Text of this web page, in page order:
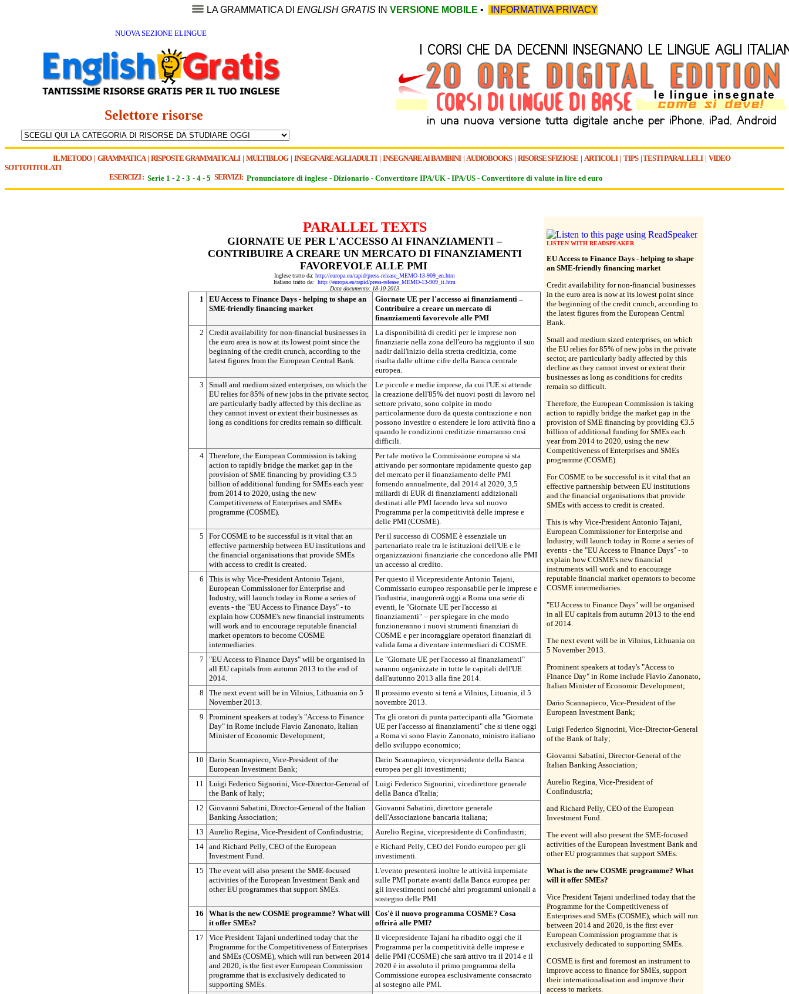
LA GRAMMATICA DI ENGLISH GRATIS IN VERSIONE MOBILE • INFORMATIVA PRIVACY
NUOVA SEZIONE ELINGUE
Selettore risorse
IL METODO| GRAMMATICA| RISPOSTE GRAMMATICALI| MULTIBLOG| INSEGNARE AGLI ADULTI | INSEGNARE AI BAMBINI| AUDIOBOOKS| RISORSE SFIZIOSE | ARTICOLI| TIPS|TESTI PARALLELI| VIDEO
SOTTOTITOLATI
ESERCIZI : Serie 1 - 2 - 3 - 4 - 5 SERVIZI: Pronunciatore di inglese - Dizionario - Convertitore IPA/UK - IPA/US - Convertitore di valute in lire ed euro
PARALLEL TEXTS
GIORNATE UE PER L'ACCESSO AI FINANZIAMENTI –
CONTRIBUIRE A CREARE UN MERCATO DI FINANZIAMENTI
FAVOREVOLE ALLE PMI
Inglese tratto da: http://europa.eu/rapid/press-release_MEMO-13-909_en.htm
Italiano tratto da: http://europa.eu/rapid/press-release_MEMO-13-909_it.htm
Data documento: 18-10-2013
1
EU Access to Finance Days - helping to shape an
SME-friendly financing market
Giornate UE per l'accesso ai finanziamenti –
Contribuire a creare un mercato di
finanziamenti favorevole alle PMI
2
Credit availability for non-financial businesses in
the euro area is now at its lowest point since the
beginning of the credit crunch, according to the
latest figures from the European Central Bank.
La disponibilità di crediti per le imprese non
finanziarie nella zona dell'euro ha raggiunto il suo
nadir dall'inizio della stretta creditizia, come
risulta dalle ultime cifre della Banca centrale
europea.
3
Small and medium sized enterprises, on which the
EU relies for 85% of new jobs in the private sector,
are particularly badly affected by this decline as
they cannot invest or extent their businesses as
long as conditions for credits remain so difficult.
Le piccole e medie imprese, da cui l'UE si attende
la creazione dell'85% dei nuovi posti di lavoro nel
settore privato, sono colpite in modo
particolarmente duro da questa contrazione e non
possono investire o estendere le loro attività fino a
quando le condizioni creditizie rimarranno così
difficili.
4 Therefore, the European Commission is taking
action to rapidly bridge the market gap in the
provision of SME financing by providing €3.5
billion of additional funding for SMEs each year
from 2014 to 2020, using the new
Competitiveness of Enterprises and SMEs
programme (COSME).
Per tale motivo la Commissione europea si sta
attivando per sormontare rapidamente questo gap
del mercato per il finanziamento delle PMI
fornendo annualmente, dal 2014 al 2020, 3,5
miliardi di EUR di finanziamenti addizionali
destinati alle PMI facendo leva sul nuovo
Programma per la competitività delle imprese e
delle PMI (COSME).
5
For COSME to be successful is it vital that an
effective partnership between EU institutions and
the financial organisations that provide SMEs
with access to credit is created.
Per il successo di COSME è essenziale un
partenariato reale tra le istituzioni dell'UE e le
organizzazioni finanziarie che concedono alle PMI
un accesso al credito.
6
This is why Vice-President Antonio Tajani,
European Commissioner for Enterprise and
Industry, will launch today in Rome a series of
events - the "EU Access to Finance Days" - to
explain how COSME's new financial instruments
will work and to encourage reputable financial
market operators to become COSME
intermediaries.
Per questo il Vicepresidente Antonio Tajani,
Commissario europeo responsabile per le imprese e
l'industria, inaugurerà oggi a Roma una serie di
eventi, le "Giornate UE per l'accesso ai
finanziamenti" – per spiegare in che modo
funzioneranno i nuovi strumenti finanziari di
COSME e per incoraggiare operatori finanziari di
valida fama a diventare intermediari di COSME.
7
"EU Access to Finance Days" will be organised in
all EU capitals from autumn 2013 to the end of
2014.
Le "Giornate UE per l'accesso ai finanziamenti"
saranno organizzate in tutte le capitali dell'UE
dall'autunno 2013 alla fine 2014.
8
The next event will be in Vilnius, Lithuania on 5
November 2013.
Il prossimo evento si terrà a Vilnius, Lituania, il 5
novembre 2013.
9
Prominent speakers at today's "Access to Finance
Day" in Rome include Flavio Zanonato, Italian
Minister of Economic Development;
Tra gli oratori di punta partecipanti alla "Giornata
UE per l'accesso ai finanziamenti" che si tiene oggi
a Roma vi sono Flavio Zanonato, ministro italiano
dello sviluppo economico;
10
Dario Scannapieco, Vice-President of the
European Investment Bank;
Dario Scannapieco, vicepresidente della Banca
europea per gli investimenti;
11
Luigi Federico Signorini, Vice-Director-General of
the Bank of Italy;
Luigi Federico Signorini, vicedirettore generale
della Banca d'Italia;
12
Giovanni Sabatini, Director-General of the Italian
Banking Association;
Giovanni Sabatini, direttore generale
dell'Associazione bancaria italiana;
13
Aurelio Regina, Vice-President of Confindustria;
Aurelio Regina, vicepresidente di Confindustri;
14 and Richard Pelly, CEO of the European
Investment Fund.
e Richard Pelly, CEO del Fondo europeo per gli
investimenti.
15
The event will also present the SME-focused
activities of the European Investment Bank and
other EU programmes that support SMEs.
L'evento presenterà inoltre le attività imperniate
sulle PMI portate avanti dalla Banca europea per
gli investimenti nonché altri programmi unionali a
sostegno delle PMI.
16
What is the new COSME programme? What will
it offer SMEs?
Cos'è il nuovo programma COSME? Cosa
offrirà alle PMI?
17
Vice President Tajani underlined today that the
Programme for the Competitiveness of Enterprises
and SMEs (COSME), which will run between 2014
and 2020, is the first ever European Commission
programme that is exclusively dedicated to
supporting SMEs.
Il vicepresidente Tajani ha ribadito oggi che il
Programma per la competitività delle imprese e
delle PMI (COSME) che sarà attivo tra il 2014 e il
2020 è in assoluto il primo programma della
Commissione europea esclusivamente consacrato
al sostegno alle PMI.
LISTEN WITH READSPEAKER
EU Access to Finance Days - helping to shape
an SME-friendly financing market
Credit availability for non-financial businesses
in the euro area is now at its lowest point since
the beginning of the credit crunch, according to
the latest figures from the European Central
Bank.
Small and medium sized enterprises, on which
the EU relies for 85% of new jobs in the private
sector, are particularly badly affected by this
decline as they cannot invest or extent their
businesses as long as conditions for credits
remain so difficult.
Therefore, the European Commission is taking
action to rapidly bridge the market gap in the
provision of SME financing by providing €3.5
billion of additional funding for SMEs each
year from 2014 to 2020, using the new
Competitiveness of Enterprises and SMEs
programme (COSME).
For COSME to be successful is it vital that an
effective partnership between EU institutions
and the financial organisations that provide
SMEs with access to credit is created.
This is why Vice-President Antonio Tajani,
European Commissioner for Enterprise and
Industry, will launch today in Rome a series of
events - the "EU Access to Finance Days" - to
explain how COSME's new financial
instruments will work and to encourage
reputable financial market operators to become
COSME intermediaries.
"EU Access to Finance Days" will be organised
in all EU capitals from autumn 2013 to the end
of 2014.
The next event will be in Vilnius, Lithuania on
5 November 2013.
Prominent speakers at today's "Access to
Finance Day" in Rome include Flavio Zanonato,
Italian Minister of Economic Development;
Dario Scannapieco, Vice-President of the
European Investment Bank;
Luigi Federico Signorini, Vice-Director-General
of the Bank of Italy;
Giovanni Sabatini, Director-General of the
Italian Banking Association;
Aurelio Regina, Vice-President of
Confindustria;
and Richard Pelly, CEO of the European
Investment Fund.
The event will also present the SME-focused
activities of the European Investment Bank and
other EU programmes that support SMEs.
What is the new COSME programme? What
will it offer SMEs?
Vice President Tajani underlined today that the
Programme for the Competitiveness of
Enterprises and SMEs (COSME), which will run
between 2014 and 2020, is the first ever
European Commission programme that is
exclusively dedicated to supporting SMEs.
COSME is first and foremost an instrument to
improve access to finance for SMEs, support
their internationalisation and improve their
access to markets.